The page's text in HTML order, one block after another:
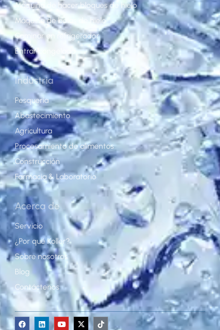
Máquina de hacer bloques de hielo
Máquina de bolas de hielo
Caminar en refrigerador
Entrar congelado
Industria
Pesquería
Abastecimiento
Agricultura
Procesamiento de alimentos
Construcción
Farmacia & Laboratorio
Acerca de
Servicio
¿Por qué Koller?
Sobre nosotros
Blog
Contáctenos